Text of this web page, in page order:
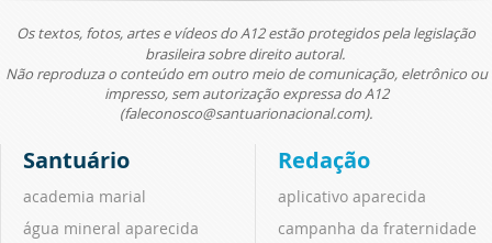
Os textos, fotos, artes e vídeos do A12 estão protegidos pela legislação
brasileira sobre direito autoral.
Não reproduza o conteúdo em outro meio de comunicação, eletrônico ou
impresso, sem autorização expressa do A12
(faleconosco@santuarionacional.com).
Santuário
academia marial
água mineral aparecida
Redação
aplicativo aparecida
campanha da fraternidade